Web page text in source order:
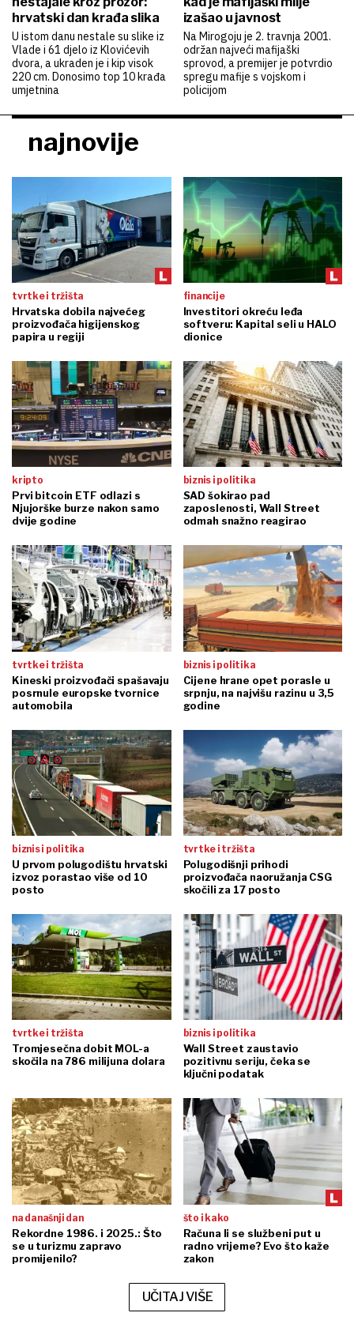
hrvatski dan krađa slika
U istom danu nestale su slike iz
Vlade i 61 djelo iz Klovićevih
dvora, a ukraden je i kip visok
220 cm. Donosimo top 10 krađa
umjetnina
izašao u javnost
Na Mirogoju je 2. travnja 2001.
održan najveći mafijaški
sprovod, a premijer je potvrdio
spregu mafije s vojskom i
policijom
najnovije
tvrtke i tržišta
Hrvatska dobila najvećeg
proizvođača higijenskog
papira u regiji
financije
Investitori okreću leđa
softveru: Kapital seli u HALO
dionice
kripto
Prvi bitcoin ETF odlazi s
Njujorške burze nakon samo
dvije godine
biznis i politika
SAD šokirao pad
zaposlenosti, Wall Street
odmah snažno reagirao
tvrtke i tržišta
Kineski proizvođači spašavaju
posrnule europske tvornice
automobila
biznis i politika
Cijene hrane opet porasle u
srpnju, na najvišu razinu u 3,5
godine
biznis i politika
U prvom polugodištu hrvatski
izvoz porastao više od 10
posto
tvrtke i tržišta
Polugodišnji prihodi
proizvođača naoružanja CSG
skočili za 17 posto
tvrtke i tržišta
Tromjesečna dobit MOL-a
skočila na 786 milijuna dolara
biznis i politika
Wall Street zaustavio
pozitivnu seriju, čeka se
ključni podatak
na današnji dan
Rekordne 1986. i 2025.: Što
se u turizmu zapravo
promijenilo?
što i kako
Računa li se službeni put u
radno vrijeme? Evo što kaže
zakon
UČITAJ VIŠE